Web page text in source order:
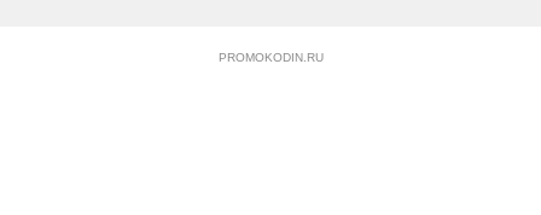
PROMOKODIN.RU